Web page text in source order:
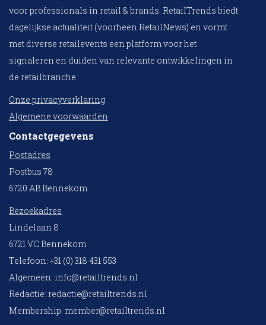
voor professionals in retail & brands. RetailTrends biedt
dagelijkse actualiteit (voorheen RetailNews) en vormt
met diverse retailevents een platform voor het
signaleren en duiden van relevante ontwikkelingen in
de retailbranche.
Onze privacyverklaring
Algemene voorwaarden
Contactgegevens
Postadres
Postbus 78
6720 AB Bennekom
Bezoekadres
Lindelaan 8
6721 VC Bennekom
Telefoon: +31 (0) 318 431 553
Algemeen: info@retailtrends.nl
Redactie: redactie@retailtrends.nl
Membership: member@retailtrends.nl